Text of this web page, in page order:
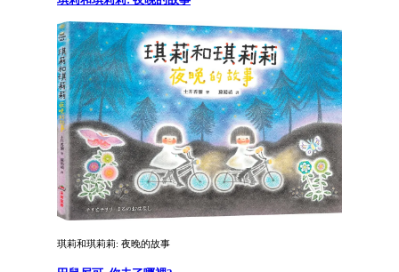
琪莉和琪莉莉: 夜晚的故事